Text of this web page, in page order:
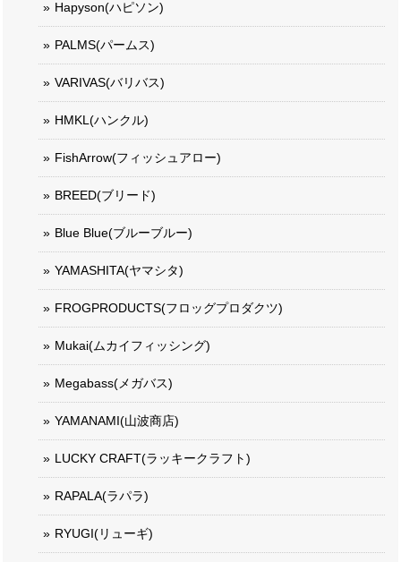
Hapyson(ハピソン)
PALMS(パームス)
VARIVAS(バリバス)
HMKL(ハンクル)
FishArrow(フィッシュアロー)
BREED(ブリード)
Blue Blue(ブルーブルー)
YAMASHITA(ヤマシタ)
FROGPRODUCTS(フロッグプロダクツ)
Mukai(ムカイフィッシング)
Megabass(メガバス)
YAMANAMI(山波商店)
LUCKY CRAFT(ラッキークラフト)
RAPALA(ラパラ)
RYUGI(リューギ)